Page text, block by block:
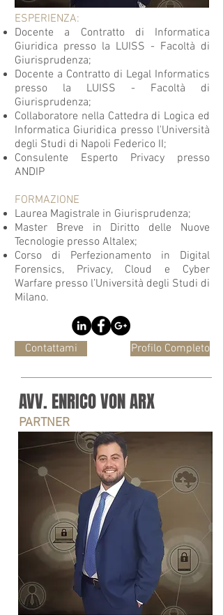
AVV. ENRICO VON ARX
PARTNER
ESPERIENZA:
Docente a Contratto di Informatica
Giuridica presso la LUISS - Facoltà di
Giurisprudenza;
Docente a Contratto di Legal Informatics
presso la LUISS - Facoltà di
Giurisprudenza;
Collaboratore nella Cattedra di Logica ed
Informatica Giuridica presso l'Università
degli Studi di Napoli Federico II;
Consulente Esperto Privacy presso
ANDIP
FORMAZIONE
Laurea Magistrale in Giurisprudenza;
Master Breve in Diritto delle Nuove
Tecnologie presso Altalex;
Corso di Perfezionamento in Digital
Forensics, Privacy, Cloud e Cyber
Warfare presso l’Università degli Studi di
Milano.
Contattami Profilo Completo